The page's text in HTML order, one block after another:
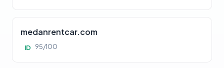
medanrentcar.com
ID 95/100